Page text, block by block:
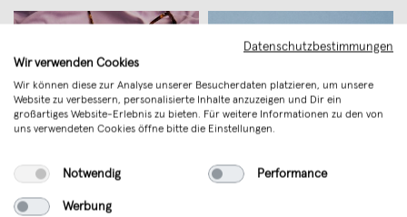
mehr wir. 90 Fragen über
Datenschutzbestimmungen
Wir verwenden Cookies
Wir können diese zur Analyse unserer Besucherdaten platzieren, um unsere
Website zu verbessern, personalisierte Inhalte anzuzeigen und Dir ein
großartiges Website-Erlebnis zu bieten. Für weitere Informationen zu den von
uns verwendeten Cookies öffne bitte die Einstellungen.
Notwendig Performance
Werbung